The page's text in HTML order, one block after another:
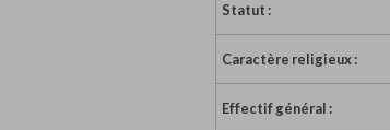
Statut :
Caractère religieux :
Effectif général :